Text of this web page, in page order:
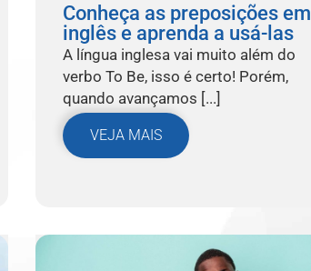
Conheça as preposições em
inglês e aprenda a usá-las
A língua inglesa vai muito além do
verbo To Be, isso é certo! Porém,
quando avançamos [...]
VEJA MAIS